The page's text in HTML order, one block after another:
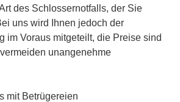
des Schlossernotfalls, der Sie
uns wird Ihnen jedoch der
im Voraus mitgeteilt, die Preise sind
unangenehme
mit Betrügereien